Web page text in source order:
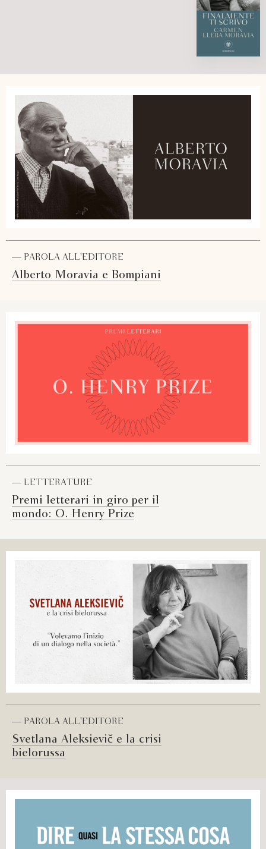
— PAROLA ALL'EDITORE
Alberto Moravia e Bompiani
— LETTERATURE
Premi letterari in giro per il
mondo: O. Henry Prize
— PAROLA ALL'EDITORE
Svetlana Aleksievič e la crisi
bielorussa